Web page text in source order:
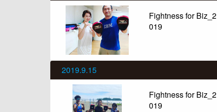
Fightness for Biz_2
019
2019.9.15
Fightness for Biz_2
019